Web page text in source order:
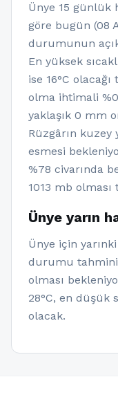
Ünye 15
göre bugün (08
durumunun
En yüksek
ise 16°C
olma ihtimali
yaklaşık 0 mm
Rüzgârın kuzey
esmesi
%78 civarında
1013 mb
Ünye yarın
Ünye için
durumu
olması
28°C, en düşük
olacak.